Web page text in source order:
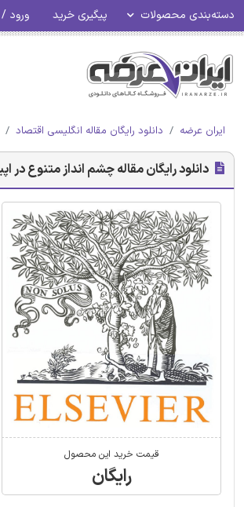
دسته‌بندی محصولات پیگیری خرید ورود
ایران عرضه دانلود رایگان مقاله انگلیسی اقتصاد
دانلود رایگان مقاله چشم انداز متنوع در
قیمت خرید این محصول
رایگان